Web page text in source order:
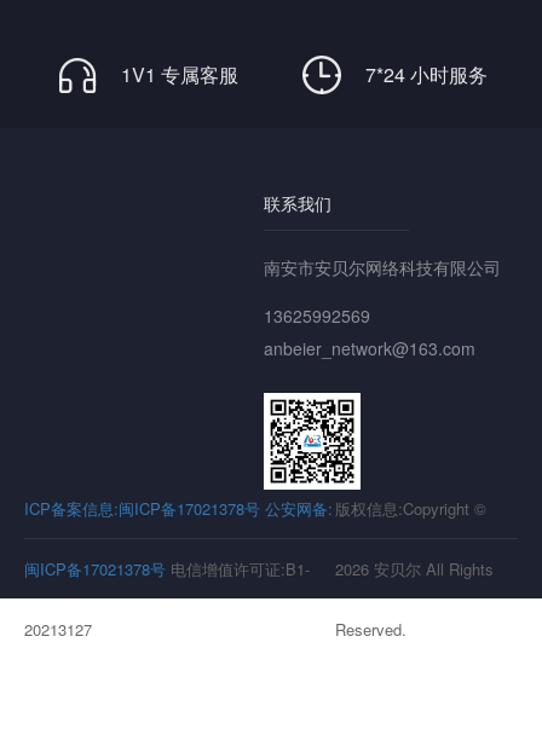
1V1 专属客服 7*24 小时服务
联系我们
南安市安贝尔网络科技有限公司
13625992569
anbeier_network@163.com
ICP备案信息:闽ICP备17021378号 公安网备:
闽ICP备17021378号 电信增值许可证:B1-
20213127
版权信息:Copyright ©
2026 安贝尔 All Rights
Reserved.